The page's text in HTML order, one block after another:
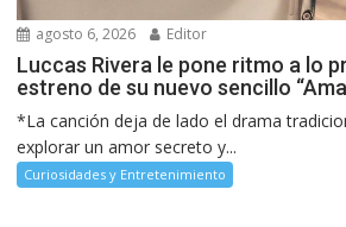
agosto 6, 2026 Editor
Luccas Rivera le pone ritmo a lo
estreno de su nuevo sencillo
*La canción deja de lado el drama
explorar un amor secreto y...
Curiosidades y Entretenimiento